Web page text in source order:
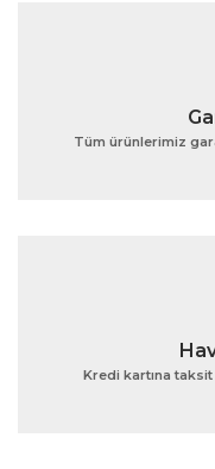
Tüm ürünlerimiz
Kredi kartına